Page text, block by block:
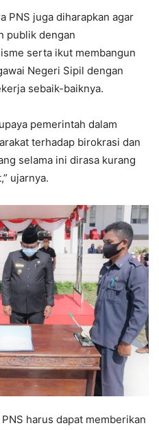
PNS juga diharapkan agar
publik dengan
serta ikut membangun
Negeri Sipil dengan
sebaik-baiknya.
pemerintah dalam
terhadap birokrasi dan
selama ini dirasa kurang
ujarnya.
harus dapat memberikan